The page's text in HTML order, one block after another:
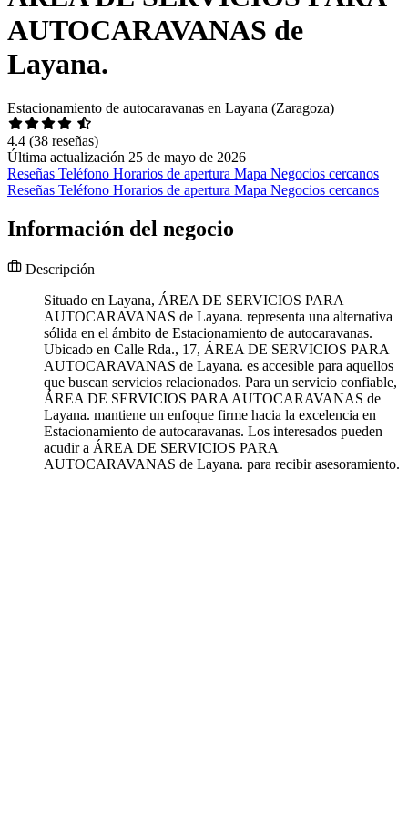
AUTOCARAVANAS de
Layana.
Estacionamiento de autocaravanas en Layana (Zaragoza)
4.4 (38 reseñas)
Última actualización 25 de mayo de 2026
Reseñas Teléfono Horarios de apertura Mapa Negocios cercanos
Reseñas Teléfono Horarios de apertura Mapa Negocios cercanos
Información del negocio
Descripción
Situado en Layana, ÁREA DE SERVICIOS PARA
AUTOCARAVANAS de Layana. representa una alternativa
sólida en el ámbito de Estacionamiento de autocaravanas.
Ubicado en Calle Rda., 17, ÁREA DE SERVICIOS PARA
AUTOCARAVANAS de Layana. es accesible para aquellos
que buscan servicios relacionados. Para un servicio confiable,
ÁREA DE SERVICIOS PARA AUTOCARAVANAS de
Layana. mantiene un enfoque firme hacia la excelencia en
Estacionamiento de autocaravanas. Los interesados pueden
acudir a ÁREA DE SERVICIOS PARA
AUTOCARAVANAS de Layana. para recibir asesoramiento.